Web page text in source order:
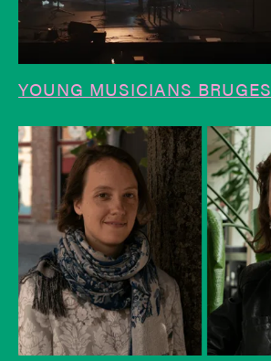
YOUNG MUSICIANS BRUGES